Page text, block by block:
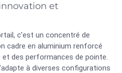
et
c’est un concentré de
cadre en aluminium renforcé
des performances de pointe.
à diverses configurations